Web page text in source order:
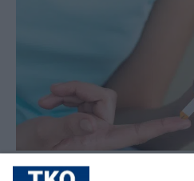
sponsorowane